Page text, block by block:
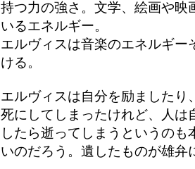
持つ力の強さ。文学、絵画や映
いるエネルギー。
エルヴィスは音楽のエネルギー
ける。
エルヴィスは自分を励ましたり
死にしてしまったけれど、人は
したら逝ってしまうというの
いのだろう。遺したものが雄弁